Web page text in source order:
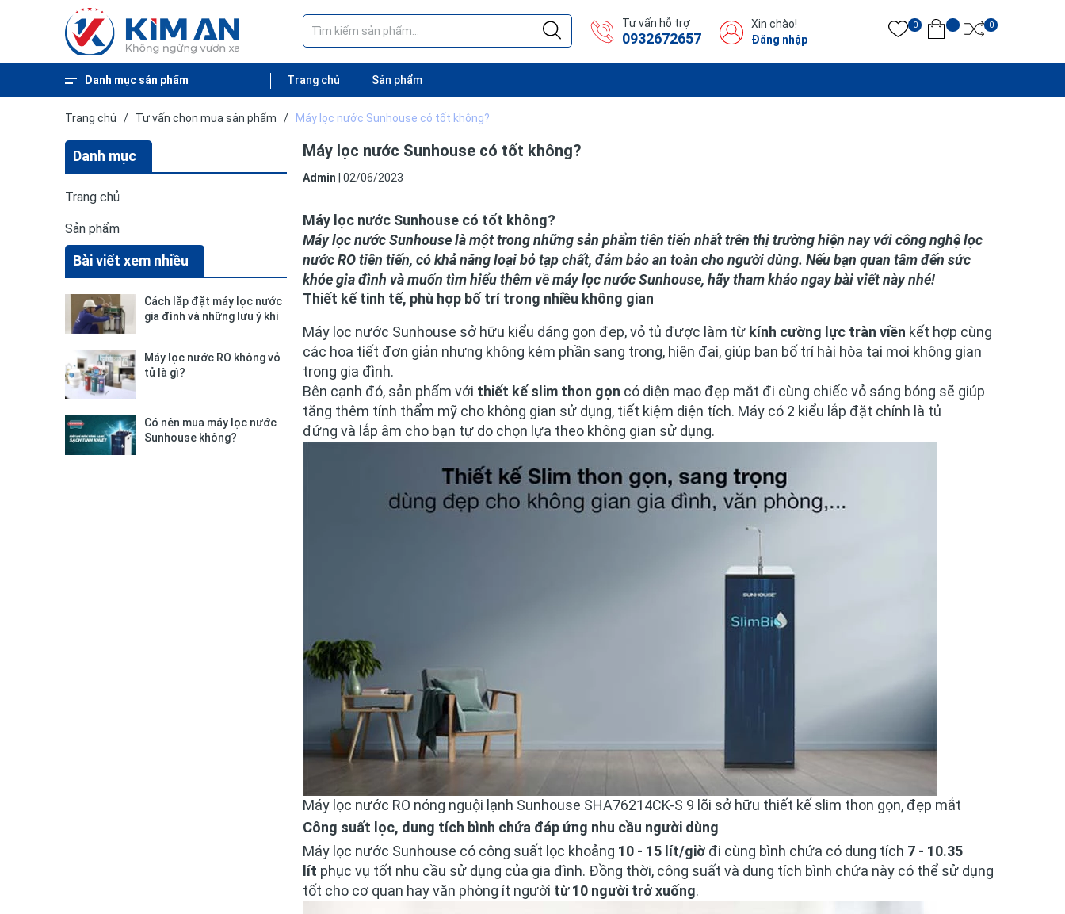
Tư vấn hỗ trợ
0932672657
Xin chào!
Đăng nhập
0 0
Danh mục sản phẩm Trang chủ Sản phẩm
Trang chủ / Tư vấn chọn mua sản phẩm / Máy lọc nước Sunhouse có tốt không?
Danh mục
Trang chủ
Sản phẩm
Bài viết xem nhiều
Cách lắp đặt máy lọc nước
gia đình và những lưu ý khi
Máy lọc nước RO không vỏ
tủ là gì?
Có nên mua máy lọc nước
Sunhouse không?
Máy lọc nước Sunhouse có tốt không?
Admin 02/06/2023
Máy lọc nước Sunhouse có tốt không?
Máy lọc nước Sunhouse là một trong những sản phẩm tiên tiến nhất trên thị trường hiện nay với công nghệ lọc
nước RO tiên tiến, có khả năng loại bỏ tạp chất, đảm bảo an toàn cho người dùng. Nếu bạn quan tâm đến sức
khỏe gia đình và muốn tìm hiểu thêm về máy lọc nước Sunhouse, hãy tham khảo ngay bài viết này nhé!
Thiết kế tinh tế, phù hợp bố trí trong nhiều không gian
Máy lọc nước Sunhouse sở hữu kiểu dáng gọn đẹp, vỏ tủ được làm từ kính cường lực tràn viền kết hợp cùng
các họa tiết đơn giản nhưng không kém phần sang trọng, hiện đại, giúp bạn bố trí hài hòa tại mọi không gian
trong gia đình.
Bên cạnh đó, sản phẩm với thiết kế slim thon gọn có diện mạo đẹp mắt đi cùng chiếc vỏ sáng bóng sẽ giúp
tăng thêm tính thẩm mỹ cho không gian sử dụng, tiết kiệm diện tích. Máy có 2 kiểu lắp đặt chính là tủ
đứng và lắp âm cho bạn tự do chọn lựa theo không gian sử dụng.
Máy lọc nước RO nóng nguội lạnh Sunhouse SHA76214CK-S 9 lõi sở hữu thiết kế slim thon gọn, đẹp mắt
Công suất lọc, dung tích bình chứa đáp ứng nhu cầu người dùng
Máy lọc nước Sunhouse có công suất lọc khoảng 10 - 15 lít/giờ đi cùng bình chứa có dung tích 7 - 10.35
lít phục vụ tốt nhu cầu sử dụng của gia đình. Đồng thời, công suất và dung tích bình chứa này có thể sử dụng
tốt cho cơ quan hay văn phòng ít người từ 10 người trở xuống.